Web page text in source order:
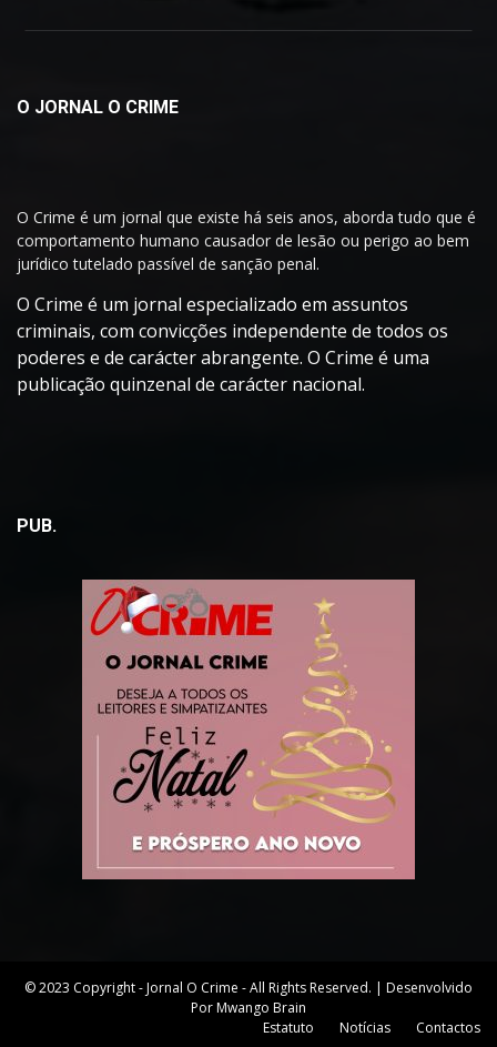
O JORNAL O CRIME
O Crime é um jornal que existe há seis anos, aborda tudo que é
comportamento humano causador de lesão ou perigo ao bem
jurídico tutelado passível de sanção penal.
O Crime é um jornal especializado em assuntos
criminais, com convicções independente de todos os
poderes e de carácter abrangente. O Crime é uma
publicação quinzenal de carácter nacional.
PUB.
© 2023 Copyright - Jornal O Crime - All Rights Reserved. | Desenvolvido
Por Mwango Brain
Estatuto
Notícias Contactos